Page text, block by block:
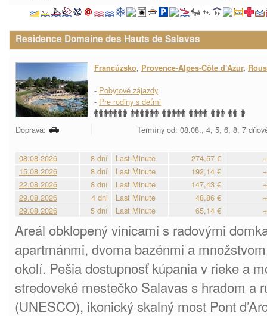
Residence Domaine des Hauts de Salavas
Francúzsko, Provence-Alpes-Côte d’Azur,
- Pobytové zájazdy
- Pre rodiny s deťmi
Doprava: Termíny od: 08.08., 4, 5, 6, 8, 7
08.08.2026 8 dní Last Minute 274,57 €
15.08.2026
8 dní Last Minute 192,14 €
22.08.2026
8 dní Last Minute 147,43 €
29.08.2026
4 dni Last Minute 48,86 €
29.08.2026
5 dní Last Minute 65,14 €
Areál obklopený vinicami s radovými
apartmánmi, dvoma bazénmi a
okolí. Pešia dostupnosť kúpania v rieke a
stredoveké mestečko Salavas s hradom a
(UNESCO), ikonický skalný most Pont